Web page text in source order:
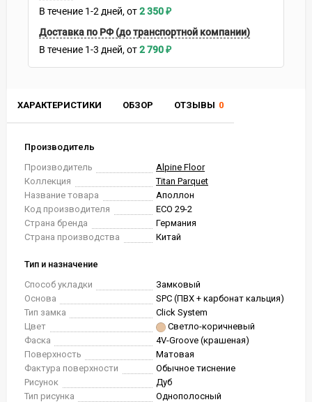
ХАРАКТЕРИСТИКИ ОБЗОР ОТЗЫВЫ 0
Производитель
Производитель
Alpine Floor
Коллекция
Titan Parquet
Название товара
Аполлон
Код производителя
ЕСО 29-2
Страна бренда
Германия
Страна производства
Китай
Тип и назначение
Способ укладки
Замковый
Основа
SPC (ПВХ + карбонат кальция)
Тип замка
Click System
Цвет
Светло-коричневый
Фаска
4V-Groove (крашеная)
Поверхность
Матовая
Фактура поверхности
Обычное тиснение
Рисунок
Дуб
Тип рисунка
Однополосный
В течение 1-2 дней 2 350₽
Доставка по РФ (до транспортной компании)
В течение 1-3 дней 2 790₽